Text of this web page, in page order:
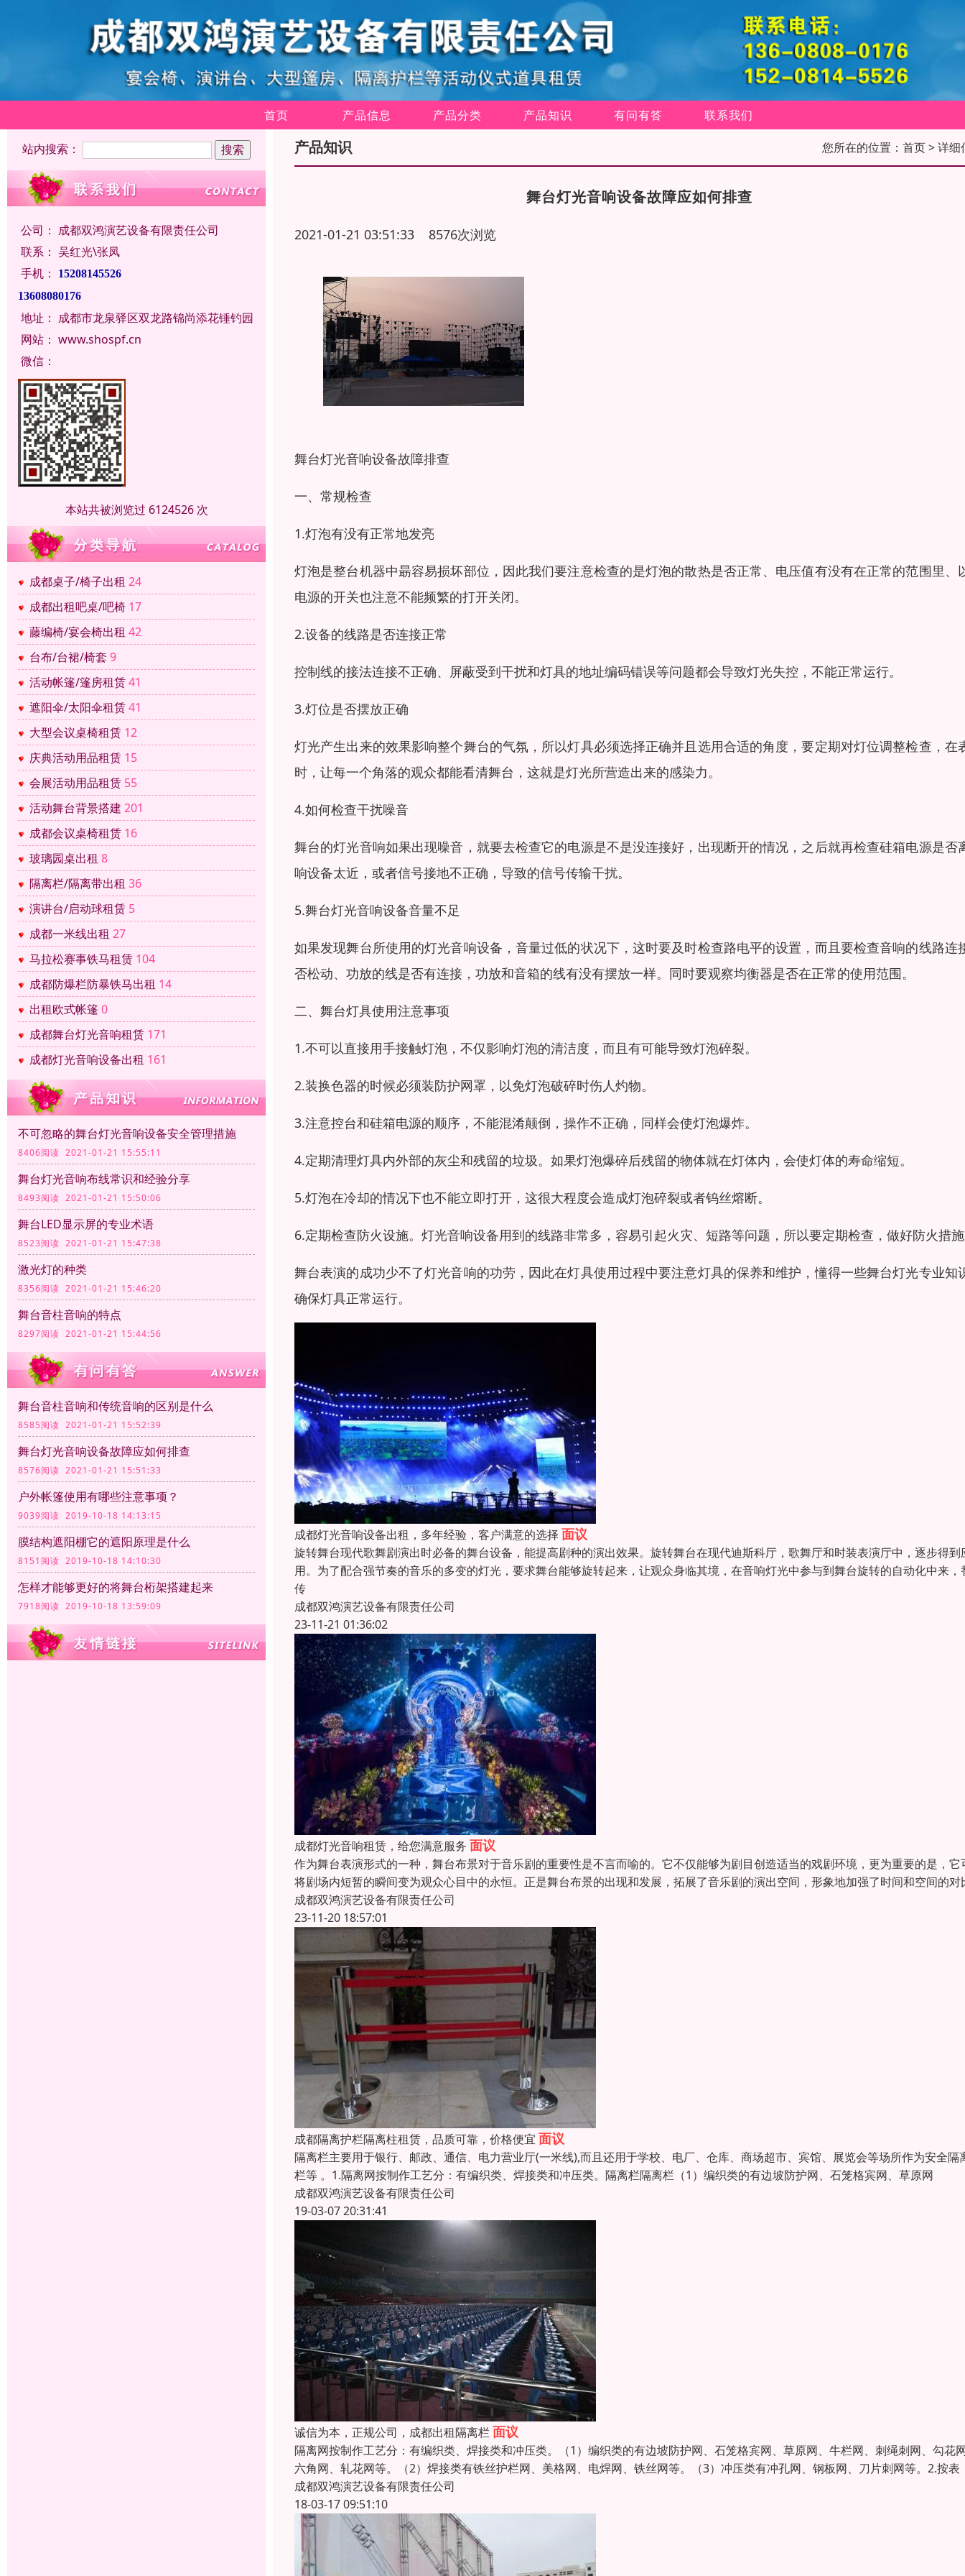
首页 产品信息 产品分类 产品知识 有问有答 联系我们
站内搜索：
公司： 成都双鸿演艺设备有限责任公司
联系： 吴红光\张凤
手机：
15208145526
13608080176
地址： 成都市龙泉驿区双龙路锦尚添花锤钓园
网站： www.shospf.cn
微信：
本站共被浏览过 6124526 次
成都桌子/椅子出租 24
成都出租吧桌/吧椅 17
藤编椅/宴会椅出租 42
台布/台裙/椅套 9
活动帐篷/篷房租赁41
遮阳伞/太阳伞租赁41
大型会议桌椅租赁 12
庆典活动用品租赁 15
会展活动用品租赁 55
活动舞台背景搭建 201
成都会议桌椅租赁 16
玻璃园桌出租 8
隔离栏/隔离带出租 36
演讲台/启动球租赁 5
成都一米线出租 27
马拉松赛事铁马租赁 104
成都防爆栏防暴铁马出租 14
出租欧式帐篷 0
成都舞台灯光音响租赁 171
成都灯光音响设备出租 161
不可忽略的舞台灯光音响设备安全管理措施
8406阅读 2021-01-21 15:55:11
舞台灯光音响布线常识和经验分享
8493阅读 2021-01-21 15:50:06
舞台LED显示屏的专业术语
8523阅读 2021-01-21 15:47:38
激光灯的种类
8356阅读 2021-01-21 15:46:20
舞台音柱音响的特点
8297阅读 2021-01-21 15:44:56
舞台音柱音响和传统音响的区别是什么
8585阅读 2021-01-21 15:52:39
舞台灯光音响设备故障应如何排查
8576阅读 2021-01-21 15:51:33
户外帐篷使用有哪些注意事项？
9039阅读 2019-10-18 14:13:15
膜结构遮阳棚它的遮阳原理是什么
8151阅读 2019-10-18 14:10:30
怎样才能够更好的将舞台桁架搭建起来
7918阅读 2019-10-18 13:59:09
产品知识 您所在的位置： 首页> 详细
舞台灯光音响设备故障应如何排查
2021-01-21 03:51:33 8576次浏览
舞台灯光音响设备故障排查
一、常规检查
1.灯泡有没有正常地发亮
灯泡是整台机器中朂容易损坏部位，因此我们要注意检查的是灯泡的散热是否正常、电压值有没有在正常的范围里、
电源的开关也注意不能频繁的打开关闭。
2.设备的线路是否连接正常
控制线的接法连接不正确、屏蔽受到干扰和灯具的地址编码错误等问题都会导致灯光失控，不能正常运行。
3.灯位是否摆放正确
灯光产生出来的效果影响整个舞台的气氛，所以灯具必须选择正确并且选用合适的角度，要定期对灯位调整检查，在
时，让每一个角落的观众都能看清舞台，这就是灯光所营造出来的感染力。
4.如何检查干扰噪音
舞台的灯光音响如果出现噪音，就要去检查它的电源是不是没连接好，出现断开的情况，之后就再检查硅箱电源是否
响设备太近，或者信号接地不正确，导致的信号传输干扰。
5.舞台灯光音响设备音量不足
如果发现舞台所使用的灯光音响设备，音量过低的状况下，这时要及时检查路电平的设置，而且要检查音响的线路连
否松动、功放的线是否有连接，功放和音箱的线有没有摆放一样。同时要观察均衡器是否在正常的使用范围。
二、舞台灯具使用注意事项
1.不可以直接用手接触灯泡，不仅影响灯泡的清洁度，而且有可能导致灯泡碎裂。
2.装换色器的时候必须装防护网罩，以免灯泡破碎时伤人灼物。
3.注意控台和硅箱电源的顺序，不能混淆颠倒，操作不正确，同样会使灯泡爆炸。
4.定期清理灯具内外部的灰尘和残留的垃圾。如果灯泡爆碎后残留的物体就在灯体内，会使灯体的寿命缩短。
5.灯泡在冷却的情况下也不能立即打开，这很大程度会造成灯泡碎裂或者钨丝熔断。
6.定期检查防火设施。灯光音响设备用到的线路非常多，容易引起火灾、短路等问题，所以要定期检查，做好防火措
舞台表演的成功少不了灯光音响的功劳，因此在灯具使用过程中要注意灯具的保养和维护，懂得一些舞台灯光专业知
确保灯具正常运行。
成都灯光音响设备出租，多年经验，客户满意的选择 面议
旋转舞台现代歌舞剧演出时必备的舞台设备，能提高剧种的演出效果。旋转舞台在现代迪斯科厅，歌舞厅和时装表演厅中，逐步得到
用。为了配合强节奏的音乐的多变的灯光，要求舞台能够旋转起来，让观众身临其境，在音响灯光中参与到舞台旋转的自动化中来，
传
成都双鸿演艺设备有限责任公司
23-11-21 01:36:02
成都灯光音响租赁，给您满意服务 面议
作为舞台表演形式的一种，舞台布景对于音乐剧的重要性是不言而喻的。它不仅能够为剧目创造适当的戏剧环境，更为重要的是，它
将剧场内短暂的瞬间变为观众心目中的永恒。正是舞台布景的出现和发展，拓展了音乐剧的演出空间，形象地加强了时间和空间的对
成都双鸿演艺设备有限责任公司
23-11-20 18:57:01
成都隔离护栏隔离柱租赁，品质可靠，价格便宜 面议
隔离栏主要用于银行、邮政、通信、电力营业厅(一米线),而且还用于学校、电厂、仓库、商场超市、宾馆、展览会等场所作为安全隔
栏等 。1.隔离网按制作工艺分：有编织类、焊接类和冲压类。隔离栏隔离栏（1）编织类的有边坡防护网、石笼格宾网、草原网
成都双鸿演艺设备有限责任公司
19-03-07 20:31:41
诚信为本，正规公司，成都出租隔离栏 面议
隔离网按制作工艺分：有编织类、焊接类和冲压类。（1）编织类的有边坡防护网、石笼格宾网、草原网、牛栏网、刺绳刺网、勾花
六角网、轧花网等。（2）焊接类有铁丝护栏网、美格网、电焊网、铁丝网等。（3）冲压类有冲孔网、钢板网、刀片刺网等。2.按表
成都双鸿演艺设备有限责任公司
18-03-17 09:51:10